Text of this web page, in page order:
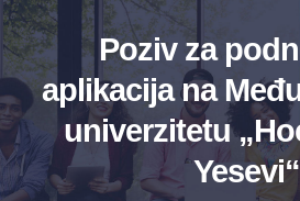
Poziv za
aplikacija na
univerzitetu
Yesevi“